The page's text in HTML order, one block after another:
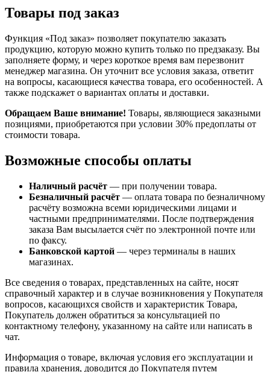
Товары под заказ
Функция «Под заказ» позволяет покупателю заказать
продукцию, которую можно купить только по предзаказу. Вы
заполняете форму, и через короткое время вам перезвонит
менеджер магазина. Он уточнит все условия заказа, ответит
на вопросы, касающиеся качества товара, его особенностей. А
также подскажет о вариантах оплаты и доставки.
Обращаем Ваше внимание! Товары, являющиеся заказными
позициями, приобретаются при условии 30% предоплаты от
стоимости товара.
Возможные способы оплаты
Наличный расчёт — при получении товара.
Безналичный расчёт — оплата товара по безналичному
расчёту возможна всеми юридическими лицами и
частными предпринимателями. После подтверждения
заказа Вам высылается счёт по электронной почте или
по факсу.
Банковской картой — через терминалы в наших
магазинах.
Все сведения о товарах, представленных на сайте, носят
справочный характер и в случае возникновения у Покупателя
вопросов, касающихся свойств и характеристик Товара,
Покупатель должен обратиться за консультацией по
контактному телефону, указанному на сайте или написать в
чат.
Информация о товаре, включая условия его эксплуатации и
правила хранения, доводится до Покупателя путем